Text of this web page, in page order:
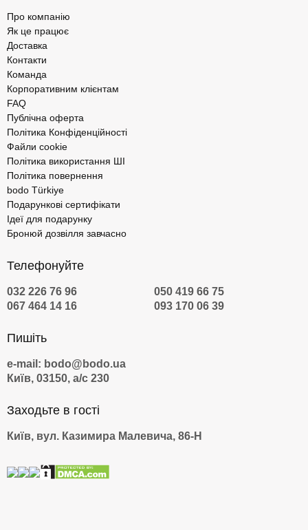
Про компанію
Як це працює
Доставка
Контакти
Команда
Корпоративним клієнтам
FAQ
Публічна оферта
Політика Конфіденційності
Файли cookie
Політика використання ШІ
Політика повернення
bodo Türkiye
Подарункові сертифікати
Ідеї для подарунку
Бронюй дозвілля завчасно
Телефонуйте
032 226 76 96
050 419 66 75
067 464 14 16
093 170 06 39
Пишіть
e-mail: bodo@bodo.ua
Київ, 03150, а/с 230
Заходьте в гості
Київ, вул. Казимира Малевича, 86-Н